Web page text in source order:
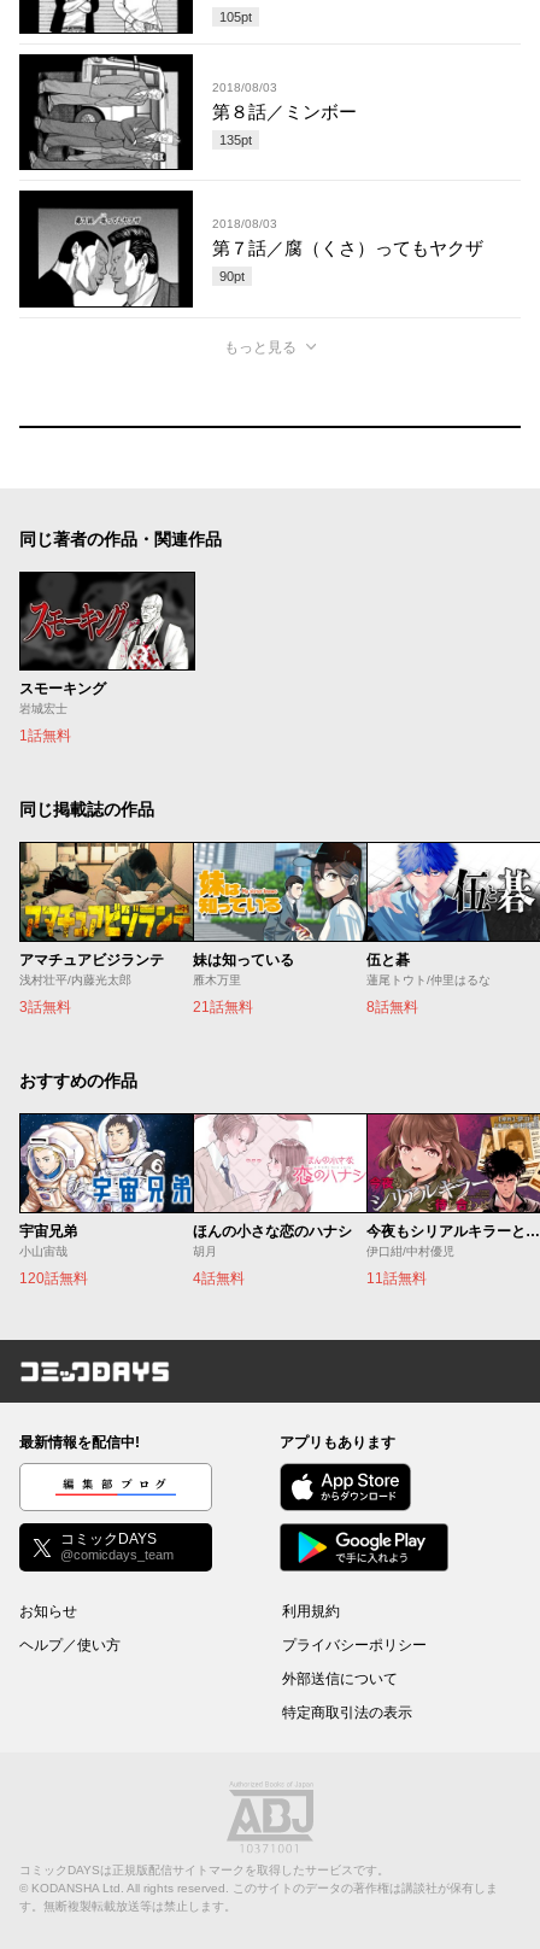
105pt
2018/08/03
第８話／ミンボー
135pt
2018/08/03
第７話／腐（くさ）ってもヤクザ
90pt
もっと見る
同じ著者の作品・関連作品
スモーキング
岩城宏士
1話無料
同じ掲載誌の作品
アマチュアビジランテ
浅村壮平/内藤光太郎
3話無料
妹は知っている
雁木万里
21話無料
伍と碁
蓮尾トウト/仲里はるな
8話無料
おすすめの作品
宇宙兄弟
小山宙哉
120話無料
ほんの小さな恋のハナシ
胡月
4話無料
今夜もシリアルキラーと待ち合わせ
伊口紺/中村優児
11話無料
コミックDAYS
最新情報を配信中!
編集部ブログ
コミックDAYS
@comicdays_team
アプリもあります
お知らせ
ヘルプ／使い方
利用規約
プライバシーポリシー
外部送信について
特定商取引法の表示
コミックDAYSは正規版配信サイトマークを取得したサービスです。
© KODANSHA Ltd. All rights reserved. このサイトのデータの著作権は講談社が保有しま
す。無断複製転載放送等は禁止します。